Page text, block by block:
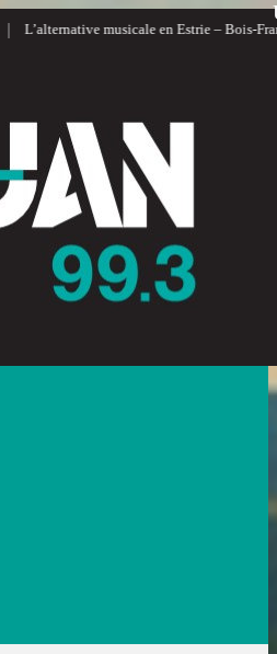
L’alternative musicale en Estrie – Bois-Francs